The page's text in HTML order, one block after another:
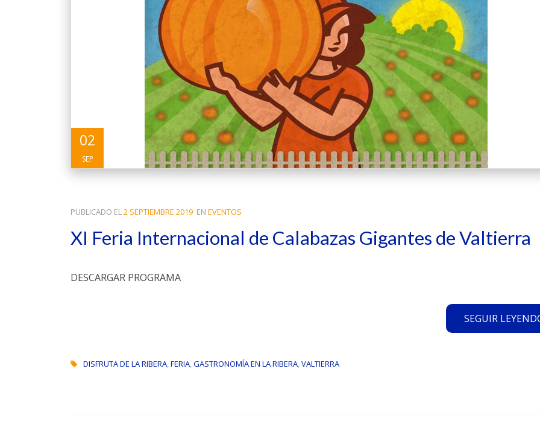
02
SEP
PUBLICADO EL2 SEPTIEMBRE 2019 EN EVENTOS
XI Feria Internacional de Calabazas Gigantes de Valtierra
DESCARGAR PROGRAMA
SEGUIR
DISFRUTA DE LA RIBERA,FERIA,GASTRONOMÍA EN LA RIBERA,VALTIERRA